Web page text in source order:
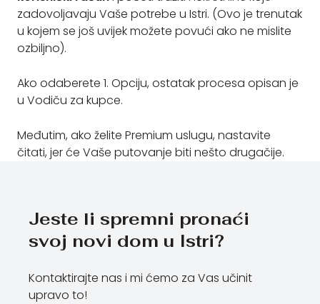
zadovoljavaju Vaše potrebe u Istri. (Ovo je trenutak
u kojem se još uvijek možete povući ako ne mislite
ozbiljno).
Ako odaberete 1. Opciju, ostatak procesa opisan je
u Vodiču za kupce.
Međutim, ako želite Premium uslugu, nastavite
čitati, jer će Vaše putovanje biti nešto drugačije.
Jeste li spremni pronaći
svoj novi dom u Istri?
Kontaktirajte nas i mi ćemo za Vas učinit
upravo to!